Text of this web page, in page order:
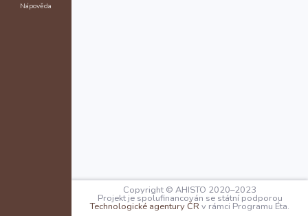
Nápověda
Copyright © AHISTO 2020–2023
Projekt je spolufinancován se státní podporou
Technologické agentury ČR v rámci Programu Éta.